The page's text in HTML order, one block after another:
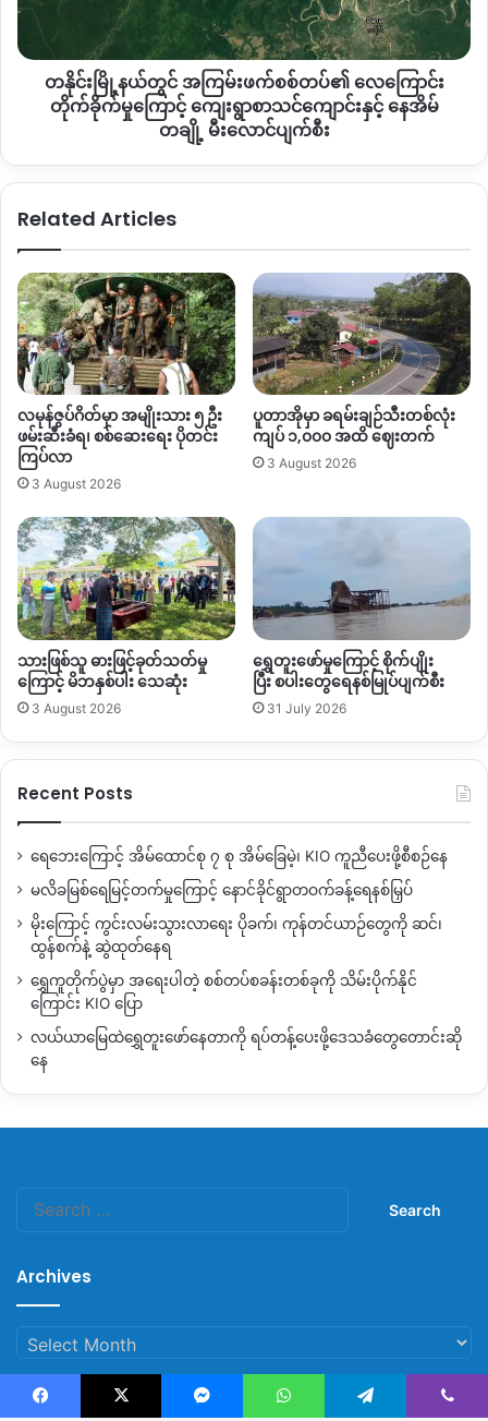
လေကြောင်း
တိုက်ခိုက်
မှု
ကြောင့်
ကျေးရွာ
စာသင်ကျောင်း
နေအိမ်
မီးလောင်
တနိုင်းမြို့နယ်တွင် အကြမ်းဖက်စစ်တပ်၏ လေကြောင်း
တိုက်ခိုက်မှုကြောင့် ကျေးရွာစာသင်ကျောင်းနှင့် နေအိမ်
တချို့ မီးလောင်ပျက်စီး
Related Articles
လမုန်ဇွပ်ဂိတ်မှာ အမျိုးသား ၅ ဦး
ဖမ်းဆီးခံရ၊ စစ်ဆေးရေး ပိုတင်း
ကြပ်လာ
3 August 2026
ပူတာအိုမှာ ခရမ်းချဉ်သီးတစ်လုံး
ကျပ် ၁,၀၀၀ အထိ ဈေးတက်
3 August 2026
သားဖြစ်သူ ဓားဖြင့်ခုတ်သတ်မှု
ကြောင့် မိဘနှစ်ပါး သေဆုံး
3 August 2026
ရွှေတူးဖော်မှုကြောင့် စိုက်ပျိုး
ပြီး စပါးတွေရေနစ်မြုပ်ပျက်စီး
31 July 2026
Recent Posts
ရေဘေးကြောင့် အိမ်ထောင်စု ၇ စု အိမ်ခြေမဲ့၊ KIO ကူညီပေးဖို့စီစဉ်နေ
မလိခမြစ်ရေမြင့်တက်မှုကြောင့် နောင်ခိုင်ရွာတဝက်ခန့်ရေနစ်မြှပ်
မိုးကြောင့် ကွင်းလမ်းသွားလာရေး ပိုခက်၊ ကုန်တင်ယာဉ်တွေကို ဆင်၊
ထွန်စက်နဲ့ ဆွဲထုတ်နေရ
ရွှေကူတိုက်ပွဲမှာ အရေးပါတဲ့ စစ်တပ်စခန်းတစ်ခုကို သိမ်းပိုက်နိုင်
ကြောင်း KIO ပြော
လယ်ယာမြေထဲရွှေတူးဖော်နေတာကို ရပ်တန့်ပေးဖို့ဒေသခံတွေတောင်းဆို
နေ
Archives
Archives
Facebook X Messenger WhatsApp Telegram Viber